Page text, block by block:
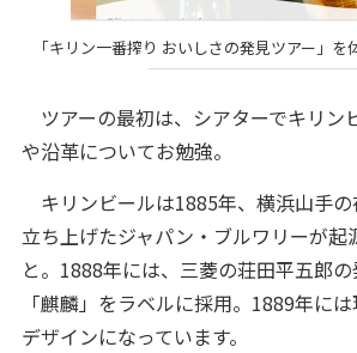
「キリン一番搾り おいしさの発見ツアー」を
ツアーの最初は、シアターでキリン
や沿革についてお勉強。
キリンビールは1885年、横浜山手
立ち上げたジャパン・ブルワリーが起
と。1888年には、三菱の荘田平五郎
「麒麟」をラベルに採用。1889年に
デザインになっています。